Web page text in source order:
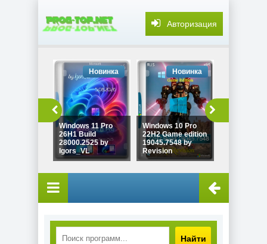
Авторизация
Windows 11 Pro
26H1 Build
28000.2525 by
Igors_VL
Новинка
Windows 10 Pro
22H2 Game edition
19045.7548 by
Revision
Новинка
Найти